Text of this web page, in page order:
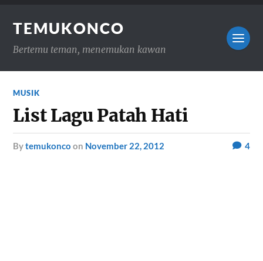
TEMUKONCO
Bertemu teman, menemukan kawan
MUSIK
List Lagu Patah Hati
bytemukonco on November 22, 2012 4